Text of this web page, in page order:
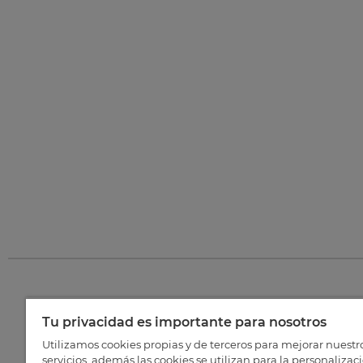
Tu privacidad es importante para nosotros
Utilizamos cookies propias y de terceros para mejorar
servicios, además las cookies se utilizan para la